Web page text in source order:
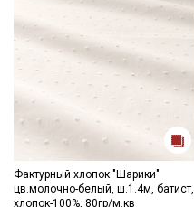
Фактурный хлопок "Шарики"
цв.молочно-белый, ш.1.4м, батист,
хлопок-100%, 80гр/м.кв